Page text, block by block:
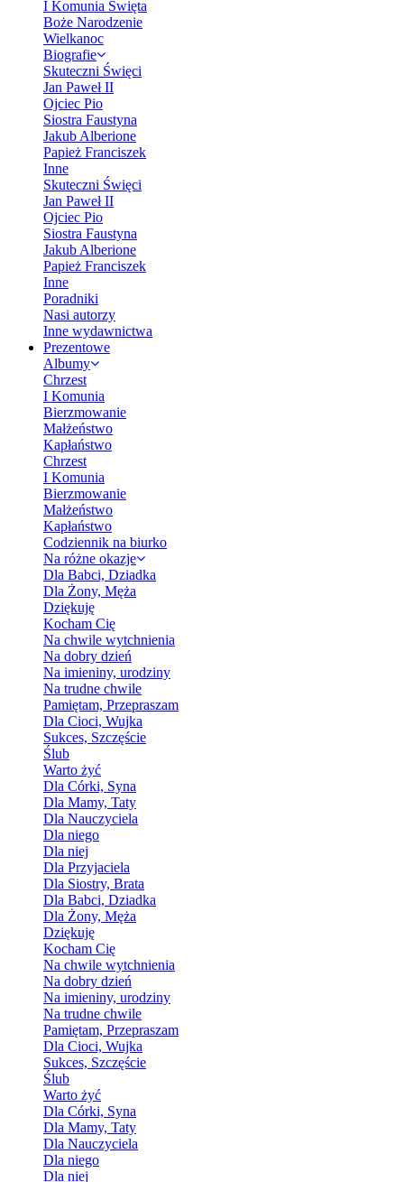
I Komunia Święta
Boże Narodzenie
Wielkanoc
Biografie
Skuteczni Święci
Jan Paweł II
Ojciec Pio
Siostra Faustyna
Jakub Alberione
Papież Franciszek
Inne
Skuteczni Święci
Jan Paweł II
Ojciec Pio
Siostra Faustyna
Jakub Alberione
Papież Franciszek
Inne
Poradniki
Nasi autorzy
Inne wydawnictwa
Prezentowe
Albumy
Chrzest
I Komunia
Bierzmowanie
Małżeństwo
Kapłaństwo
Chrzest
I Komunia
Bierzmowanie
Małżeństwo
Kapłaństwo
Codziennik na biurko
Na różne okazje
Dla Babci, Dziadka
Dla Żony, Męża
Dziękuję
Kocham Cię
Na chwile wytchnienia
Na dobry dzień
Na imieniny, urodziny
Na trudne chwile
Pamiętam, Przepraszam
Dla Cioci, Wujka
Sukces, Szczęście
Ślub
Warto żyć
Dla Córki, Syna
Dla Mamy, Taty
Dla Nauczyciela
Dla niego
Dla niej
Dla Przyjaciela
Dla Siostry, Brata
Dla Babci, Dziadka
Dla Żony, Męża
Dziękuję
Kocham Cię
Na chwile wytchnienia
Na dobry dzień
Na imieniny, urodziny
Na trudne chwile
Pamiętam, Przepraszam
Dla Cioci, Wujka
Sukces, Szczęście
Ślub
Warto żyć
Dla Córki, Syna
Dla Mamy, Taty
Dla Nauczyciela
Dla niego
Dla niej